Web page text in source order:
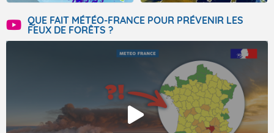
QUE FAIT MÉTÉO-FRANCE POUR PRÉVENIR LES
FEUX DE FORÊTS ?